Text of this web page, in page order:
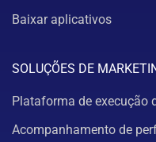
Baixar aplicativos
SOLUÇÕES DE
Plataforma de execução
Acompanhamento de